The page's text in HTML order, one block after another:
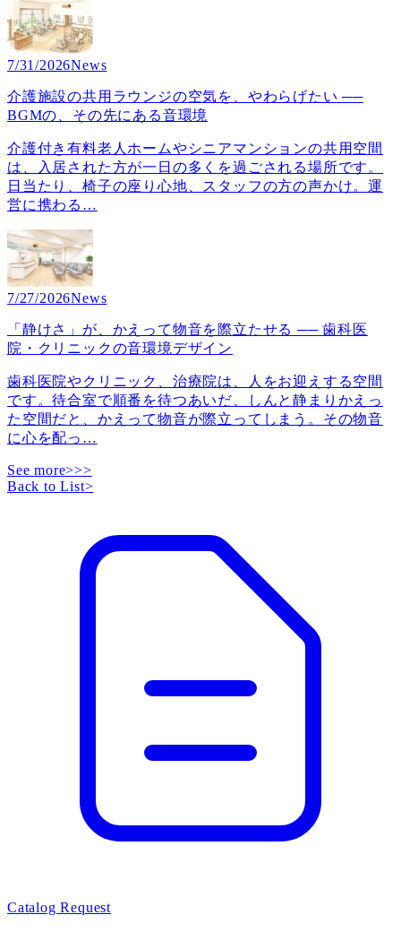
7/31/2026News
介護施設の共用ラウンジの空気を、やわらげたい ──
BGMの、その先にある音環境
介護付き有料老人ホームやシニアマンションの共用空間
は、入居された方が一日の多くを過ごされる場所です。
日当たり、椅子の座り心地、スタッフの方の声かけ。運
営に携わる …
7/27/2026News
「静けさ」が、かえって物音を際立たせる ── 歯科医
院・クリニックの音環境デザイン
歯科医院やクリニック、治療院は、人をお迎えする空間
です。待合室で順番を待つあいだ、しんと静まりかえっ
た空間だと、かえって物音が際立ってしまう。その物音
に心を配っ …
See more>>>
Back to List>
Catalog Request